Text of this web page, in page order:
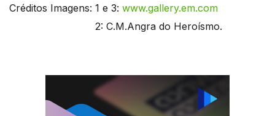
Créditos Imagens: 1 e 3: www.gallery.em.com
2: C.M.Angra do Heroísmo.